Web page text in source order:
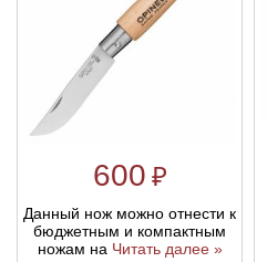
600 ₽
Данный нож можно отнести к
бюджетным и компактным
ножам на Читать далее »